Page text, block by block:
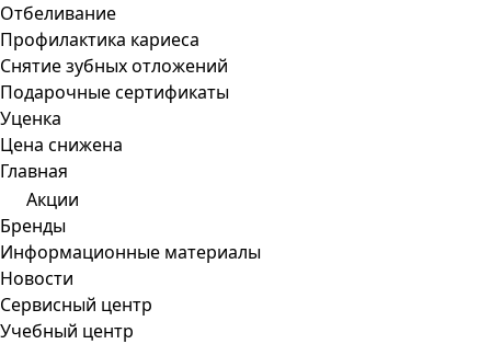
Отбеливание
Профилактика кариеса
Снятие зубных отложений
Подарочные сертификаты
Уценка
Цена снижена
Главная
Акции
Бренды
Информационные материалы
Новости
Сервисный центр
Учебный центр